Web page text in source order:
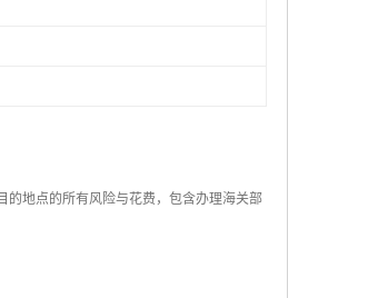
的地点的所有风险与花费，包含办理海关部